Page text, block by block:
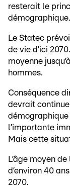
resterait le
démographique.
Le Statec
de vie d’ici
moyenne
hommes.
Conséquence
devrait
l’importante
Mais cette
L’âge moyen
d’environ 40
2070.